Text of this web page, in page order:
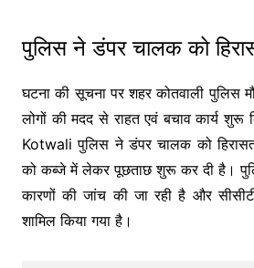
पुलिस ने डंपर चालक को
घटना की सूचना पर शहर कोतवाली पुलिस
लोगों की मदद से राहत एवं बचाव कार्य शुरू
Kotwali पुलिस ने डंपर चालक को
को कब्जे में लेकर पूछताछ शुरू कर दी है।
कारणों की जांच की जा रही है और
शामिल किया गया है।